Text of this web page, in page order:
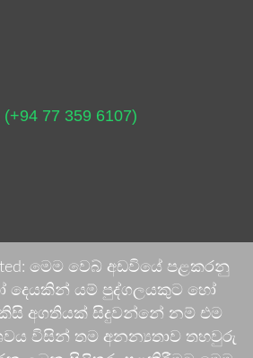
77 359 6107)
මෙම වෙබ් අඩවියේ පළකරනු
යම් පුද්ගලයකුට හෝ
අගතියක් සිදුවන්නේ නම් එම
විසින් තම අනන්‍යතාව තහවුරු